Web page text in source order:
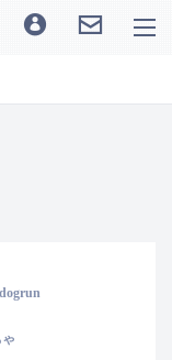
dogrun